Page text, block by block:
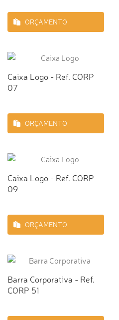
ORÇAMENTO
Caixa Logo - Ref. CORP
07
ORÇAMENTO
Caixa Logo - Ref. CORP
09
ORÇAMENTO
Barra Corporativa - Ref.
CORP 51